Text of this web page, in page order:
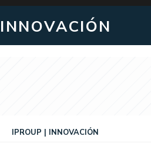
INNOVACIÓN
IPROUP INNOVACIÓN